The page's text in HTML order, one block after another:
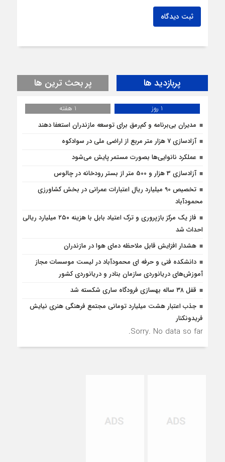
ثبت دیدگاه
پربازدید ها پر بحث ترین ها
1 روز
1 هفته
مدیران بی‌برنامه و کم‌رمق برای توسعه مازندران استعفا دهند
آزادسازی 7 هزار متر مربع از اراضی ملی در سوادکوه
عملکرد نانوایی‌ها بصورت مستمر پایش می‌شود
آزادسازی 3 هزار و 500 متر از بستر رودخانه در چالوس
تخصیص 90 میلیارد ریال اعتبارات عمرانی در بخش کشاورزی
محمودآباد
فاز یک مرکز بازپروری و ترک اعتیاد بابل با هزینه ۲۵۰ میلیارد ریالی
احداث شد
هشدار افزایش قابل ملاحظه دمای هوا در مازندران
دانشکده فنی و حرفه ای محمودآباد در لیست موسسات مجاز
آموزش‌های دریانوردی سازمان بنادر و دریانوردی کشور
قفل ۳۸ ساله بهسازی فرودگاه ساری شکسته شد
جذب اعتبار هشت میلیارد تومانی مجتمع فرهنگی هنری نیایش
فریدونکنار
Sorry. No data so far.